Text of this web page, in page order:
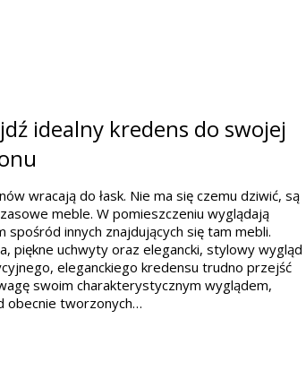
idealny kredens do swojej
wracają do łask. Nie ma się czemu dziwić, są
meble. W pomieszczeniu wyglądają
spośród innych znajdujących się tam mebli.
piękne uchwyty oraz elegancki, stylowy wygląd
eleganckiego kredensu trudno przejść
swoim charakterystycznym wyglądem,
obecnie tworzonych…